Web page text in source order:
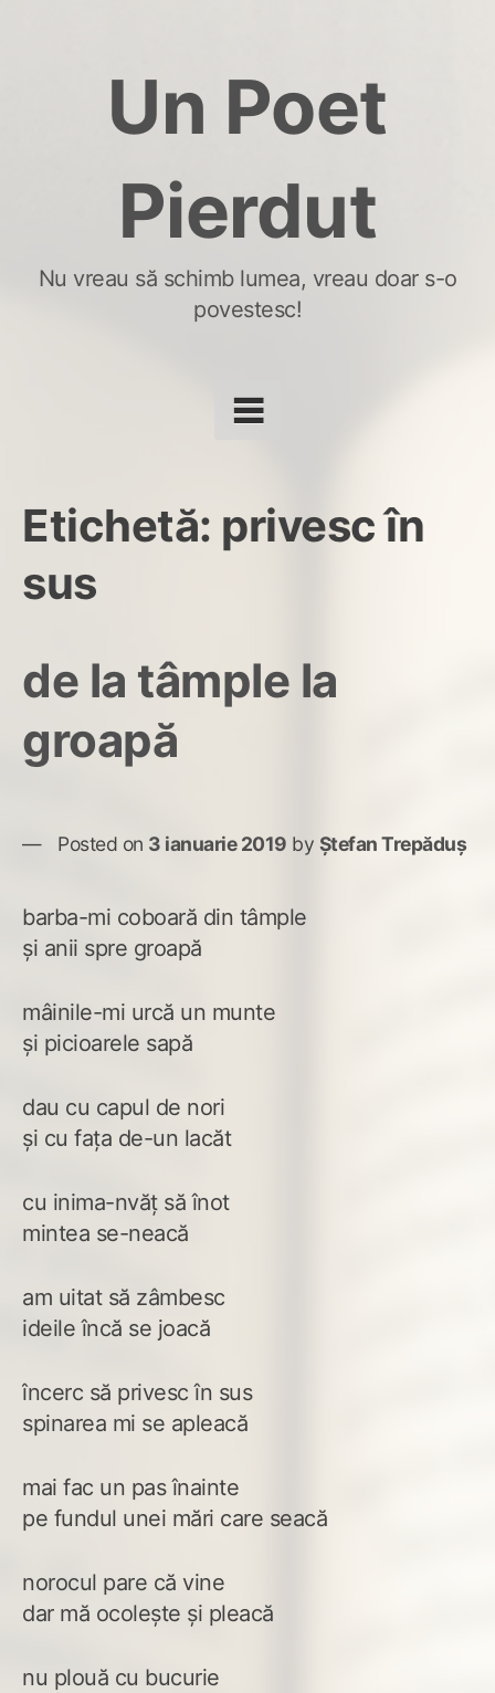
Un Poet
Pierdut
Nu vreau să schimb lumea, vreau doar s-o
povestesc!
Etichetă: privesc în
sus
de la tâmple la
groapă
Posted on 3 ianuarie 2019 by Ștefan Trepăduș
barba-mi coboară din tâmple
și anii spre groapă
mâinile-mi urcă un munte
și picioarele sapă
dau cu capul de nori
și cu fața de-un lacăt
cu inima-nvăț să înot
mintea se-neacă
am uitat să zâmbesc
ideile încă se joacă
încerc să privesc în sus
spinarea mi se apleacă
mai fac un pas înainte
pe fundul unei mări care seacă
norocul pare că vine
dar mă ocolește și pleacă
nu plouă cu bucurie